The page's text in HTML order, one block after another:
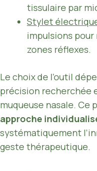
tissulaire par
Stylet
impulsions
zones réflexes.
Le choix de l’outil
précision recherchée
muqueuse nasale. Ce
approche
systématiquement
geste thérapeutique.